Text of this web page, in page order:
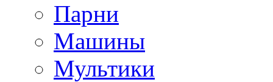
Парни
Машины
Мультики